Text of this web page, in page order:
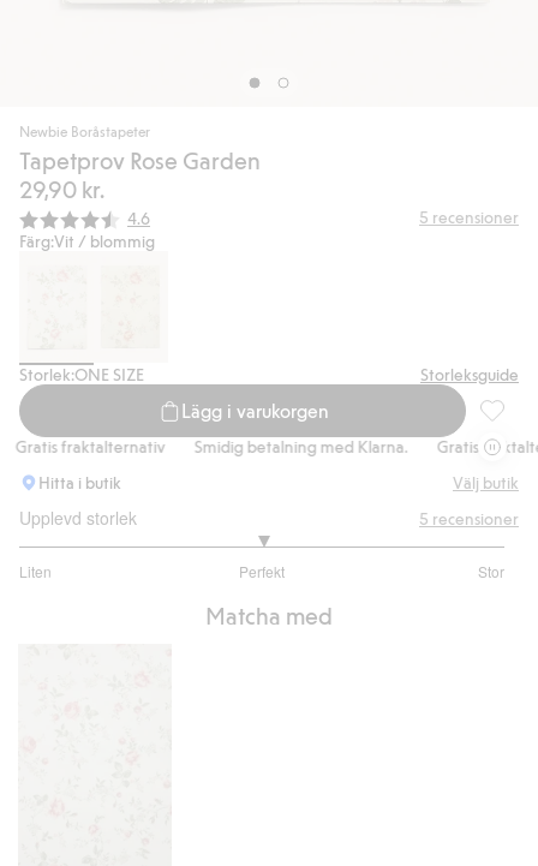
Newbie Boråstapeter
Tapetprov Rose Garden
29,90 kr.
Snittbetyg:
4.6 5 recensioner
Färg:Vit / blommig
Storlek:ONE SIZE Storleksguide
Lägg i varukorgen
fraktalternativ Smidig betalning med Klarna.
Gratis
Hitta i butik
Välj butik
Upplevd storlek
Liten Perfekt Stor
utav
5 recensioner
Matcha med